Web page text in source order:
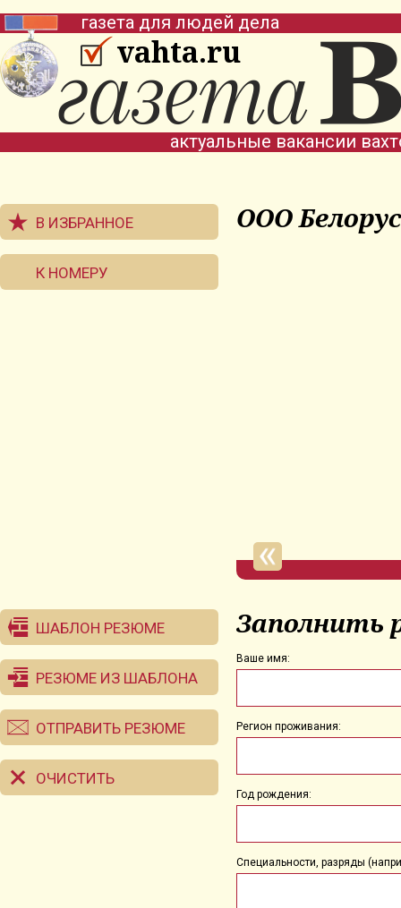
vahta.ru
газета для людей дела
актуальные вакансии
В ИЗБРАННОЕ
К НОМЕРУ
ООО
ШАБЛОН РЕЗЮМЕ
РЕЗЮМЕ ИЗ ШАБЛОНА
ОТПРАВИТЬ РЕЗЮМЕ
ОЧИСТИТЬ
Заполнить
Ваше имя:
Регион проживания:
Год рождения:
Специальности, разряды